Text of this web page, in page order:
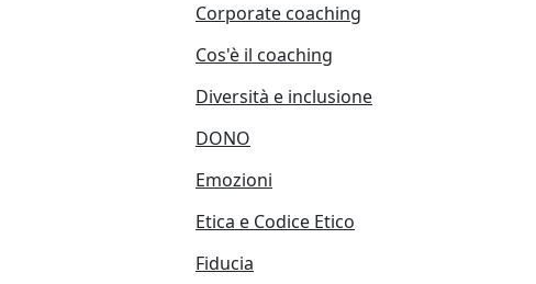
Corporate coaching
Cos'è il coaching
Diversità e inclusione
DONO
Emozioni
Etica e Codice Etico
Fiducia